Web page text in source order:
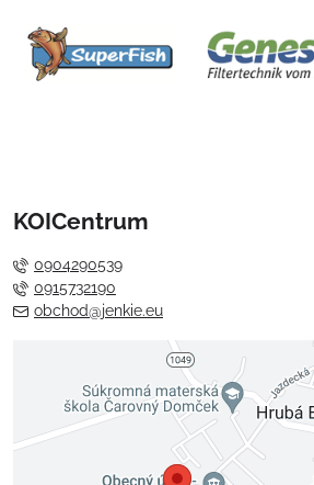
KOICentrum
0904290539
0915732190
obchod@jenkie.eu
Externý obsah je blokovaný
Voľbami súkromia
Prajete si načítať externý obsah?